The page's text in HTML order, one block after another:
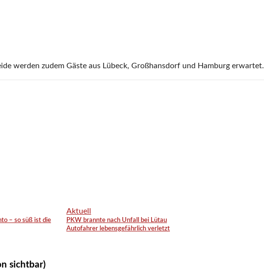
werden zudem Gäste aus Lübeck, Großhansdorf und Hamburg erwartet.
– so süß ist die
Aktuell
PKW brannte nach Unfall bei Lütau
Autofahrer lebensgefährlich verletzt
sichtbar)